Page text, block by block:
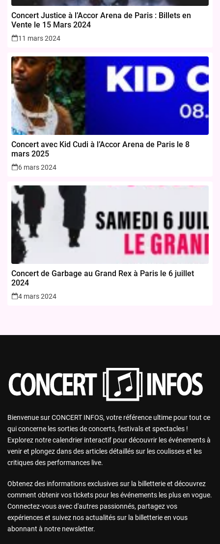
Concert Justice à l’Accor Arena de Paris : Billets en
Vente le 15 Mars 2024
11 mars 2024
Concert avec Kid Cudi à l’Accor Arena de Paris le 8
mars 2025
6 mars 2024
Concert de Garbage au Grand Rex à Paris le 6 juillet
2024
4 mars 2024
Bienvenue sur CONCERT INFOS, votre référence ultime pour tout ce
qui concerne les sorties de concerts, festivals et spectacles !
Explorez notre calendrier interactif pour découvrir les événements à
venir et plongez dans des articles détaillés sur les coulisses et les
critiques des performances live.
Obtenez des informations exclusives sur la billetterie et découvrez
comment obtenir vos tickets pour les événements les plus en vogue.
Connectez-vous avec d'autres passionnés, partagez vos
expériences et suivez nos actualités sur la billetterie en vous
abonnant à notre newsletter.